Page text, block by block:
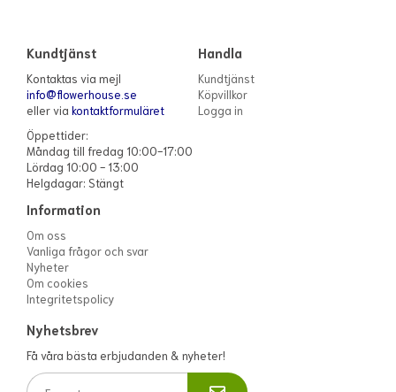
Kundtjänst
Kontaktas via mejl
info@flowerhouse.se
eller via kontaktformuläret
Öppettider:
Måndag till fredag 10:00-17:00
Lördag 10:00 - 13:00
Helgdagar: Stängt
Handla
Kundtjänst
Köpvillkor
Logga in
Information
Om oss
Vanliga frågor och svar
Nyheter
Om cookies
Integritetspolicy
Nyhetsbrev
Få våra bästa erbjudanden & nyheter!